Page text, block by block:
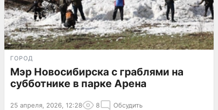
ГОРОД
Мэр Новосибирска с граблями на
субботнике в парке Арена
25 апреля, 2026, 12:28 8 Обсудить